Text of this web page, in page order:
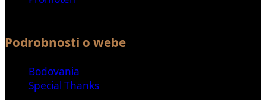
Podrobnosti o webe
Bodovania
Special Thanks